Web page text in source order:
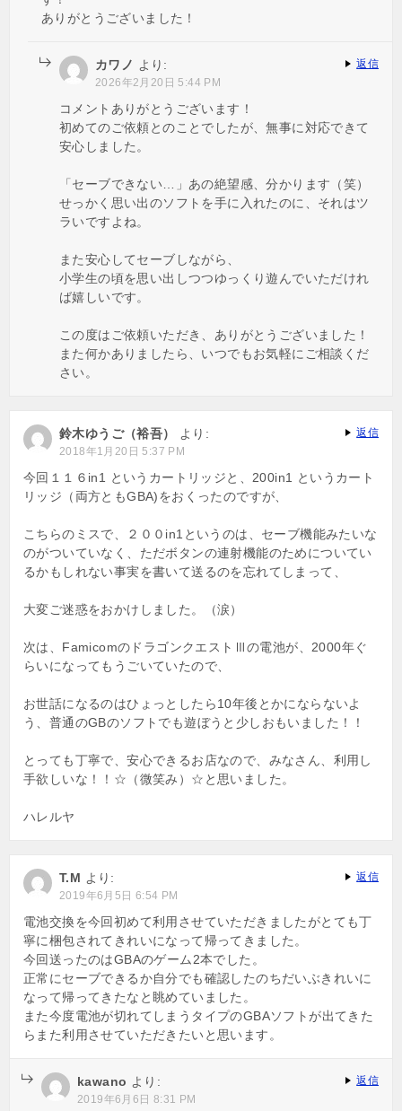
ありがとうございました！
カワノ より:
2026年2月20日 5:44 PM
コメントありがとうございます！
初めてのご依頼とのことでしたが、無事に対応できて
安心しました。
「セーブできない…」あの絶望感、分かります（笑）
せっかく思い出のソフトを手に入れたのに、それはツ
ラいですよね。
また安心してセーブしながら、
小学生の頃を思い出しつつゆっくり遊んでいただけれ
ば嬉しいです。
この度はご依頼いただき、ありがとうございました！
また何かありましたら、いつでもお気軽にご相談くだ
さい。
返信
鈴木ゆうご（裕吾） より:
2018年1月20日 5:37 PM
今回１１６in1 というカートリッジと、200in1 というカート
リッジ（両方ともGBA)をおくったのですが、
こちらのミスで、２００in1というのは、セーブ機能みたいな
のがついていなく、ただボタンの連射機能のためについてい
るかもしれない事実を書いて送るのを忘れてしまって、
大変ご迷惑をおかけしました。（涙）
次は、FamicomのドラゴンクエストⅢの電池が、2000年ぐ
らいになってもうごいていたので、
お世話になるのはひょっとしたら10年後とかにならないよ
う、普通のGBのソフトでも遊ぼうと少しおもいました！！
とっても丁寧で、安心できるお店なので、みなさん、利用し
手欲しいな！！☆（微笑み）☆と思いました。
ハレルヤ
返信
T.M より:
2019年6月5日 6:54 PM
電池交換を今回初めて利用させていただきましたがとても丁
寧に梱包されてきれいになって帰ってきました。
今回送ったのはGBAのゲーム2本でした。
正常にセーブできるか自分でも確認したのちだいぶきれいに
なって帰ってきたなと眺めていました。
また今度電池が切れてしまうタイプのGBAソフトが出てきた
らまた利用させていただきたいと思います。
返信
kawano より:
2019年6月6日 8:31 PM
返信